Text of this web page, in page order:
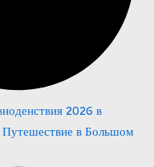
2026 в
Путешествие в Большом